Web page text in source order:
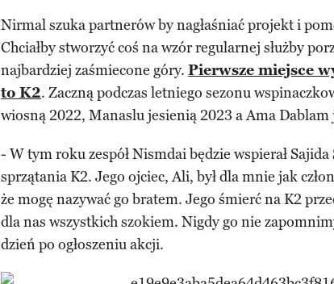
Nirmal szuka partnerów by nagłaśniać projekt i
Chciałby stworzyć coś na wzór regularnej służby
najbardziej zaśmiecone góry. Pierwsze miejsce
to K2. Zaczną podczas letniego sezonu
wiosną 2022, Manaslu jesienią 2023 a Ama Dablam
- W tym roku zespół Nismdai będzie wspierał
sprzątania K2. Jego ojciec, Ali, był dla mnie jak
że mogę nazywać go bratem. Jego śmierć na K2
dla nas wszystkich szokiem. Nigdy go nie
dzień po ogłoszeniu akcji.